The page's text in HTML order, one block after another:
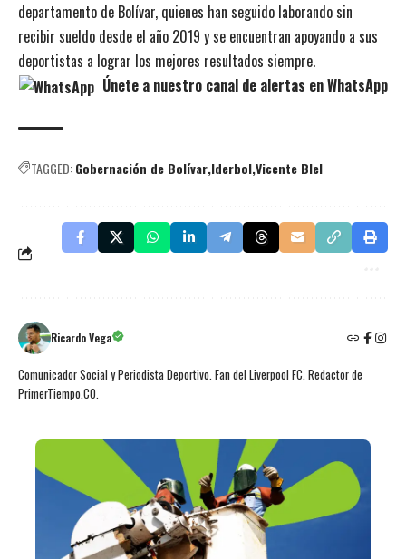
departamento de Bolívar, quienes han seguido laborando sin
recibir sueldo desde el año 2019 y se encuentran apoyando a sus
deportistas a lograr los mejores resultados siempre.
Únete a nuestro canal de alertas en WhatsApp
TAGGED:Gobernación de Bolívar IderbolVicente Blel
Ricardo Vega
Comunicador Social y Periodista Deportivo. Fan del Liverpool FC. Redactor de
PrimerTiempo.CO.